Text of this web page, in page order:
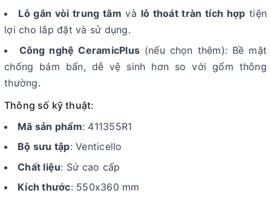
Lỗ gắn vòi trung tâm và lỗ thoát tràn tích hợp tiện
lợi cho lắp đặt và sử dụng.
Công nghệ CeramicPlus (nếu chọn thêm): Bề mặt
chống bám bẩn, dễ vệ sinh hơn so với gốm thông
thường.
Thông số kỹ thuật:
Mã sản phẩm: 411355R1
Bộ sưu tập: Venticello
Chất liệu: Sứ cao cấp
Kích thước: 550x360 mm